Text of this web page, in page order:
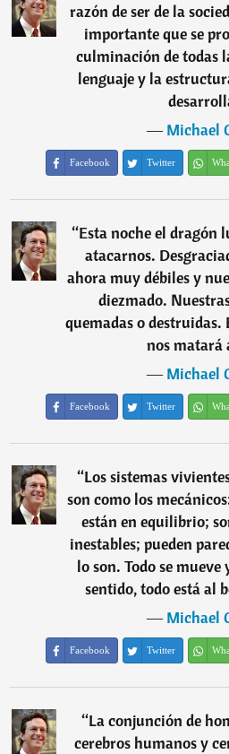
razón de ser de la
importante que se
culminación de todas
lenguaje y la
―Michael
Facebook Twitter
“Esta noche el dragón
atacarnos.
ahora muy débiles y
diezmado.
quemadas o
nos matará
―Michael
Facebook Twitter
“Los sistemas
son como los
están en equilibrio;
inestables; pueden
lo son. Todo se
sentido, todo está al
―Michael
Facebook Twitter
“La conjunción de
cerebros humanos y